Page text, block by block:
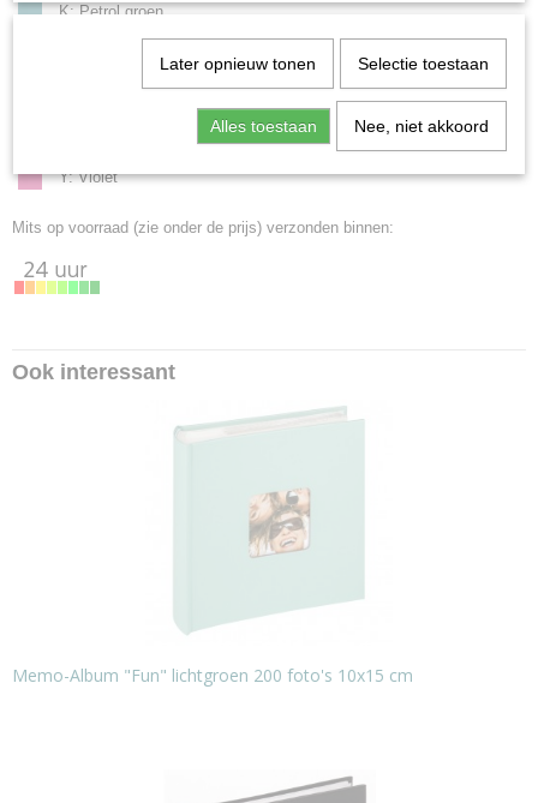
K: Petrol groen
Donkerbruin
Y: Violet
Mits op voorraad (zie onder de prijs) verzonden binnen:
Ook interessant
Memo-Album "Fun" lichtgroen 200 foto's 10x15 cm
Later opnieuw tonen Selectie toestaan
Alles toestaan Nee, niet akkoord